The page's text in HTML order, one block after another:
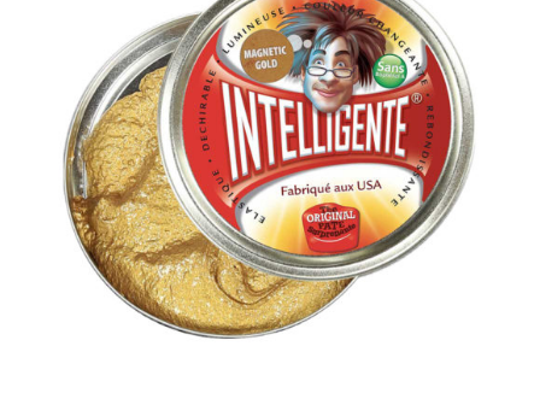
AJOUTER AU PANIER
/
DETAILS